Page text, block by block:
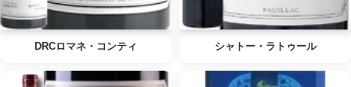
DRCロマネ・コンティ シャトー・ラトゥール